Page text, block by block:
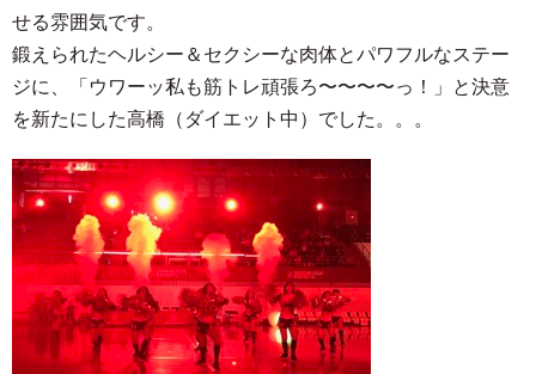
せる雰囲気です。
鍛えられたヘルシー＆セクシーな肉体とパワフルなステー
ジに、「ウワーッ私も筋トレ頑張ろ〜〜〜〜っ！」と決意
を新たにした高橋（ダイエット中）でした。。。